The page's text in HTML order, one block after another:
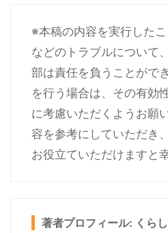
※本稿の内容を実行した
などのトラブルについて
部は責任を負うことがで
を行う場合は、その有効
に考慮いただくようお願
容を参考にしていただき
お役立ていただけますと
著者プロフィール: くら